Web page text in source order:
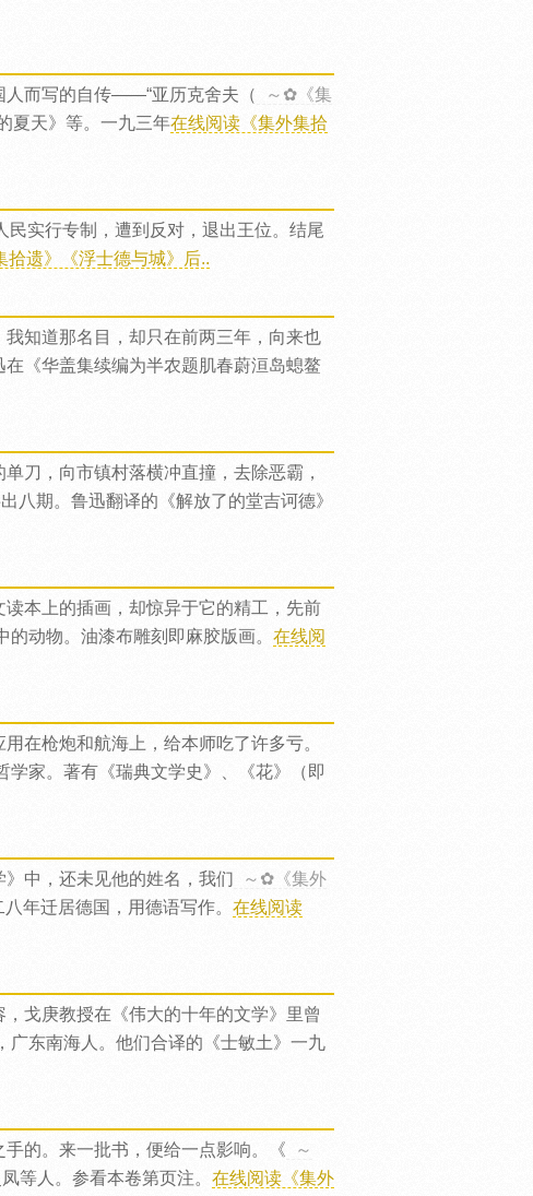
人而写的自传——“亚历克舍夫（
～✿《集
夏天》等。一九三年在线阅读《集外集拾
民实行专制，遭到反对，退出王位。结尾
拾遗》《浮士德与城》后..
知道那名目，却只在前两三年，向来也
《华盖集续编为半农题肌春蔚洹岛螅鳌
刀，向市镇村落横冲直撞，去除恶霸，
八期。鲁迅翻译的《解放了的堂吉诃德》
本上的插画，却惊异于它的精工，先前
动物。油漆布雕刻即麻胶版画。 在线阅
在枪炮和航海上，给本师吃了许多亏。
家。著有《瑞典文学史》、《花》（即
中，还未见他的姓名，我们
～✿《集外
年迁居德国，用德语写作。 在线阅读
戈庚教授在《伟大的十年的文学》里曾
东南海人。他们合译的《士敏土》一九
的。来一批书，便给一点影响。《
～
等人。参看本卷第页注。 在线阅读《集外